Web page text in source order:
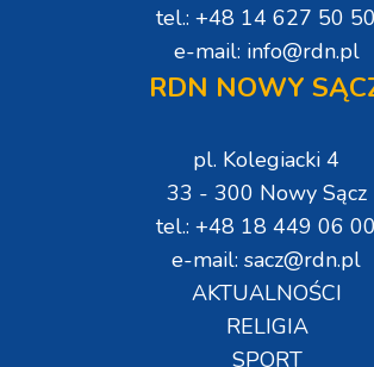
tel.: +48 14 627 50 50
e-mail: info@rdn.pl
RDN NOWY
pl. Kolegiacki 4
33 - 300 Nowy Sącz
tel.: +48 18 449 06 00
e-mail: sacz@rdn.pl
AKTUALNOŚCI
RELIGIA
SPORT